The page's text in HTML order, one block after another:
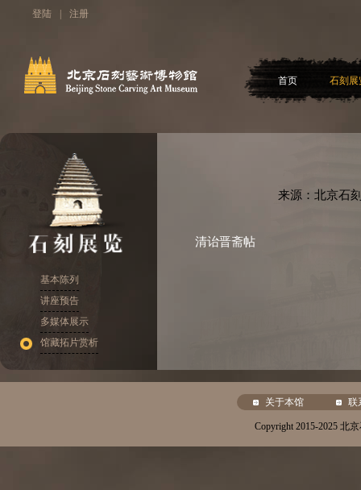
登陆 注册
首页 石刻展
基本陈列
讲座预告
多媒体展示
馆藏拓片赏析
来源：北京
清诒晋斋帖
关于本馆 联
Copyright 2015-2025 北